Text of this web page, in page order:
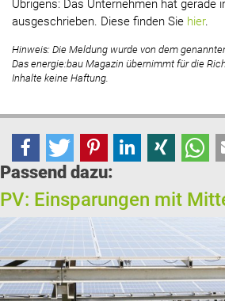
Übrigens: Das Unternehmen hat gerade
ausgeschrieben. Diese finden Sie hier.
Hinweis: Die Meldung wurde von dem
Das energie:bau Magazin übernimmt für die
Inhalte keine Haftung.
Passend dazu:
PV: Einsparungen mit